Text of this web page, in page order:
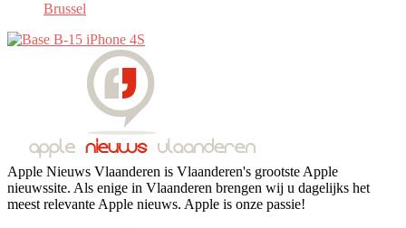
Brussel
Apple Nieuws Vlaanderen is Vlaanderen's grootste Apple
nieuwssite. Als enige in Vlaanderen brengen wij u dagelijks het
meest relevante Apple nieuws. Apple is onze passie!